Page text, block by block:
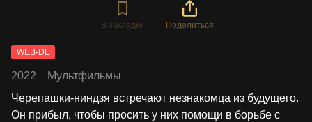
В закладки Поделиться
WEB-DL
2022
Мультфильмы
Черепашки-ниндзя встречают незнакомца из будущего.
Он прибыл, чтобы просить у них помощи в борьбе с